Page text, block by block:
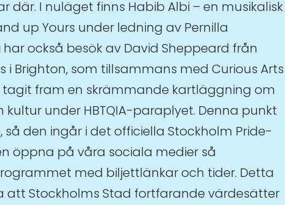
där. I nuläget finns Habib Albi – en musikalisk
up Yours under ledning av Pernilla
också besök av David Sheppeard från
i Brighton, som tillsammans med Curious Arts
tagit fram en skrämmande kartläggning om
under HBTQIA-paraplyet. Denna punkt
så den ingår i det officiella Stockholm Pride-
öppna på våra sociala medier så
med biljettlänkar och tider. Detta
att Stockholms Stad fortfarande värdesätter